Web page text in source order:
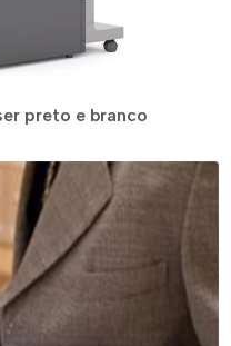
preto e branco